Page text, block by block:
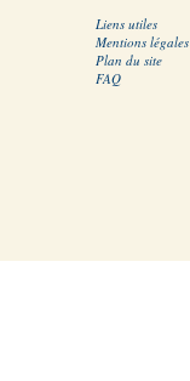
Liens utiles
Mentions légales
Plan du site
FAQ